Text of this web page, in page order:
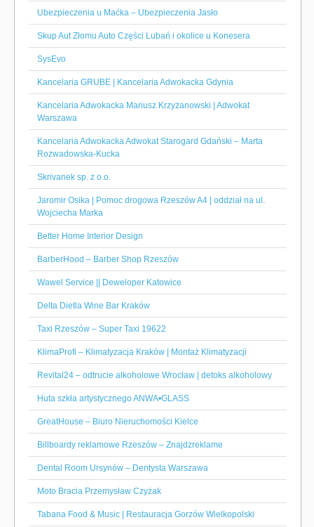
Ubezpieczenia u Maćka – Ubezpieczenia Jasło
Skup Aut Złomu Auto Części Lubań i okolice u Konesera
SysEvo
Kancelaria GRUBE | Kancelaria Adwokacka Gdynia
Kancelaria Adwokacka Mariusz Krzyżanowski | Adwokat
Warszawa
Kancelaria Adwokacka Adwokat Starogard Gdański – Marta
Rozwadowska-Kucka
Skrivanek sp. z o.o.
Jaromir Osika | Pomoc drogowa Rzeszów A4 | oddział na ul.
Wojciecha Marka
Better Home Interior Design
BarberHood – Barber Shop Rzeszów
Wawel Service || Deweloper Katowice
Delta Dietla Wine Bar Kraków
Taxi Rzeszów – Super Taxi 19622
KlimaProfi – Klimatyzacja Kraków | Montaż Klimatyzacji
Revital24 – odtrucie alkoholowe Wrocław | detoks alkoholowy
Huta szkła artystycznego ANWA•GLASS
GreatHouse – Biuro Nieruchomości Kielce
Billboardy reklamowe Rzeszów – Znajdzreklame
Dental Room Ursynów – Dentysta Warszawa
Moto Bracia Przemysław Czyżak
Tabana Food & Music | Restauracja Gorzów Wielkopolski